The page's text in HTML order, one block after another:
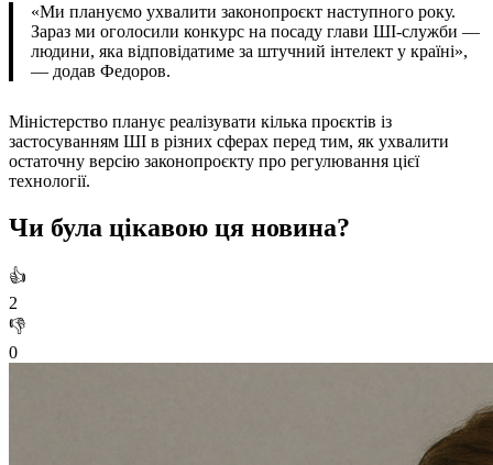
«Ми плануємо ухвалити законопроєкт наступного року.
Зараз ми оголосили конкурс на посаду глави ШІ-служби —
людини, яка відповідатиме за штучний інтелект у країні»,
— додав Федоров.
Міністерство планує реалізувати кілька проєктів із
застосуванням ШІ в різних сферах перед тим, як ухвалити
остаточну версію законопроєкту про регулювання цієї
технології.
Чи була цікавою ця новина?
👍
2
👎
0